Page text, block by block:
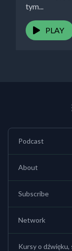
tym...
PLAY
Podcast
About
Subscribe
Network
Kursy o dźwięku,